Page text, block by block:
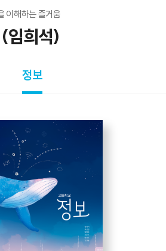
이해하는 즐거움
임희석)
정보